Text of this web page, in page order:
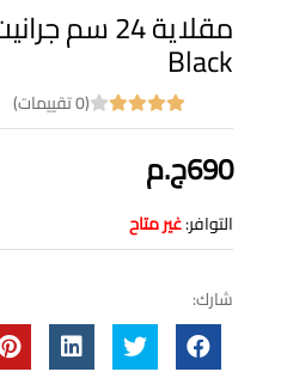
Black
(0 تقييمات)
690ج.م
التوافر:غير متاح
شارك: